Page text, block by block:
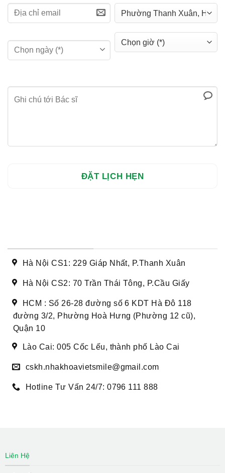
Hà Nội CS1: 229 Giáp Nhất, P.Thanh Xuân
Hà Nội CS2: 70 Trần Thái Tông, P.Cầu Giấy
HCM : Số 26-28 đường số 6 KDT Hà Đô 118
đường 3/2, Phường Hoà Hưng (Phường 12 cũ),
Quận 10
Lào Cai: 005 Cốc Lếu, thành phố Lào Cai
cskh.nhakhoavietsmile@gmail.com
Hotline Tư Vấn 24/7: 0796 111 888
Liên Hệ